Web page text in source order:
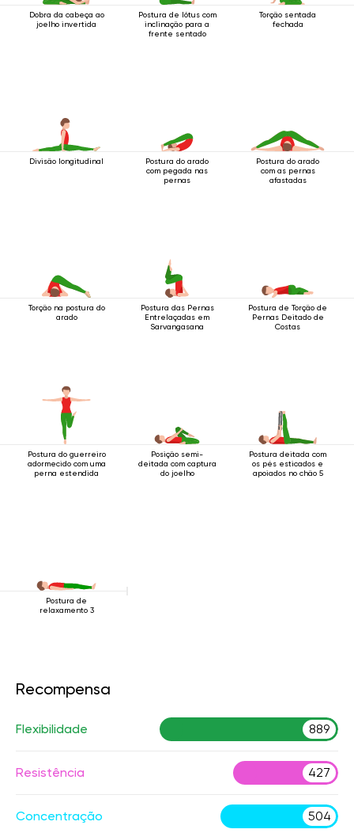
Dobra da cabeça ao
joelho invertida
Postura de lótus com
inclinação para a
frente sentado
Torção sentada
fechada
Divisão longitudinal
Postura do arado
com pegada nas
pernas
Postura do arado
com as pernas
afastadas
Torção na postura do
arado
Postura das Pernas
Entrelaçadas em
Sarvangasana
Postura de Torção de
Pernas Deitado de
Costas
Postura do guerreiro
adormecido com uma
perna estendida
Posição semi-
deitada com captura
do joelho
Postura deitada com
os pés esticados e
apoiados no chão 5
Postura de
relaxamento 3
Recompensa
Flexibilidade 889
Resistência 427
Concentração 504